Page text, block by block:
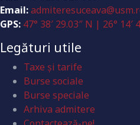
Email:
GPS: 47° 38′ 29.03″ N | 26° 14′
Legături utile
Taxe și tarife
Burse sociale
Burse speciale
Arhiva admitere